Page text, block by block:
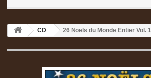
CD 26 Noëls du Monde Entier Vol. 1